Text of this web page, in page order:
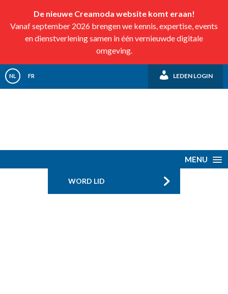
De nieuwe Creamoda website komt eraan!
Vanaf september 2026 brengen we kennis, expertise, events
en dienstverlening samen in één vernieuwde digitale
omgeving.
NL FR LEDEN LOGIN
MENU
WORD LID